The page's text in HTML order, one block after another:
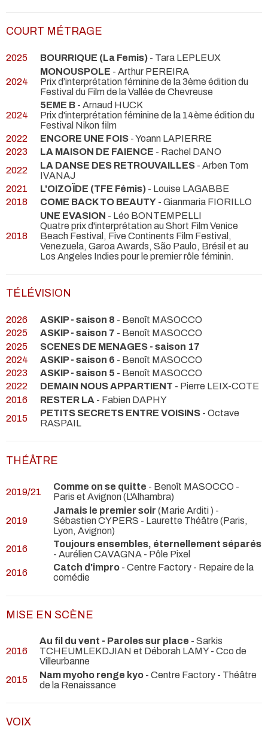
COURT MÉTRAGE
2025 BOURRIQUE (La Femis) - Tara LEPLEUX
2024
MONOUSPOLE - Arthur PEREIRA
Prix d’interprétation féminine de la 3ème édition du
Festival du Film de la Vallée de Chevreuse
2024
5EME B - Arnaud HUCK
Prix d'interprétation féminine de la 14ème édition du
Festival Nikon film
2022
ENCORE UNE FOIS - Yoann LAPIERRE
2023
LA MAISON DE FAIENCE - Rachel DANO
2022
LA DANSE DES RETROUVAILLES - Arben Tom
IVANAJ
2021
L'OIZOÏDE (TFE Fémis) - Louise LAGABBE
2018
COME BACK TO BEAUTY - Gianmaria FIORILLO
2018
UNE EVASION - Léo BONTEMPELLI
Quatre prix d'interprétation au Short Film Venice
Beach Festival, Five Continents Film Festival,
Venezuela, Garoa Awards, São Paulo, Brésil et au
Los Angeles Indies pour le premier rôle féminin.
TÉLÉVISION
2026 ASKIP - saison 8 - Benoît MASOCCO
2025
ASKIP - saison 7 - Benoît MASOCCO
2025
SCENES DE MENAGES - saison 17
2024
ASKIP - saison 6 - Benoît MASOCCO
2023
ASKIP - saison 5 - Benoît MASOCCO
2022
DEMAIN NOUS APPARTIENT - Pierre LEIX-COTE
2016
RESTER LA - Fabien DAPHY
2015
PETITS SECRETS ENTRE VOISINS - Octave
RASPAIL
THÉÂTRE
2019/21 Comme on se quitte - Benoît MASOCCO -
Paris et Avignon (L'Alhambra)
2019
Jamais le premier soir (Marie Arditi ) -
Sébastien CYPERS - Laurette Théâtre (Paris,
Lyon, Avignon)
2016
Toujours ensembles, éternellement séparés
- Aurélien CAVAGNA - Pôle Pixel
2016
Catch d'impro - Centre Factory - Repaire de la
comédie
MISE EN SCÈNE
2016
Au fil du vent - Paroles sur place - Sarkis
TCHEUMLEKDJIAN et Déborah LAMY- Cco de
Villeurbanne
2015
Nam myoho renge kyo - Centre Factory - Théâtre
de la Renaissance
VOIX